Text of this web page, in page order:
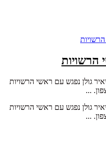
הרשויות
גולן נפגש עם ראשי הרשויות
...
גולן נפגש עם ראשי הרשויות
...